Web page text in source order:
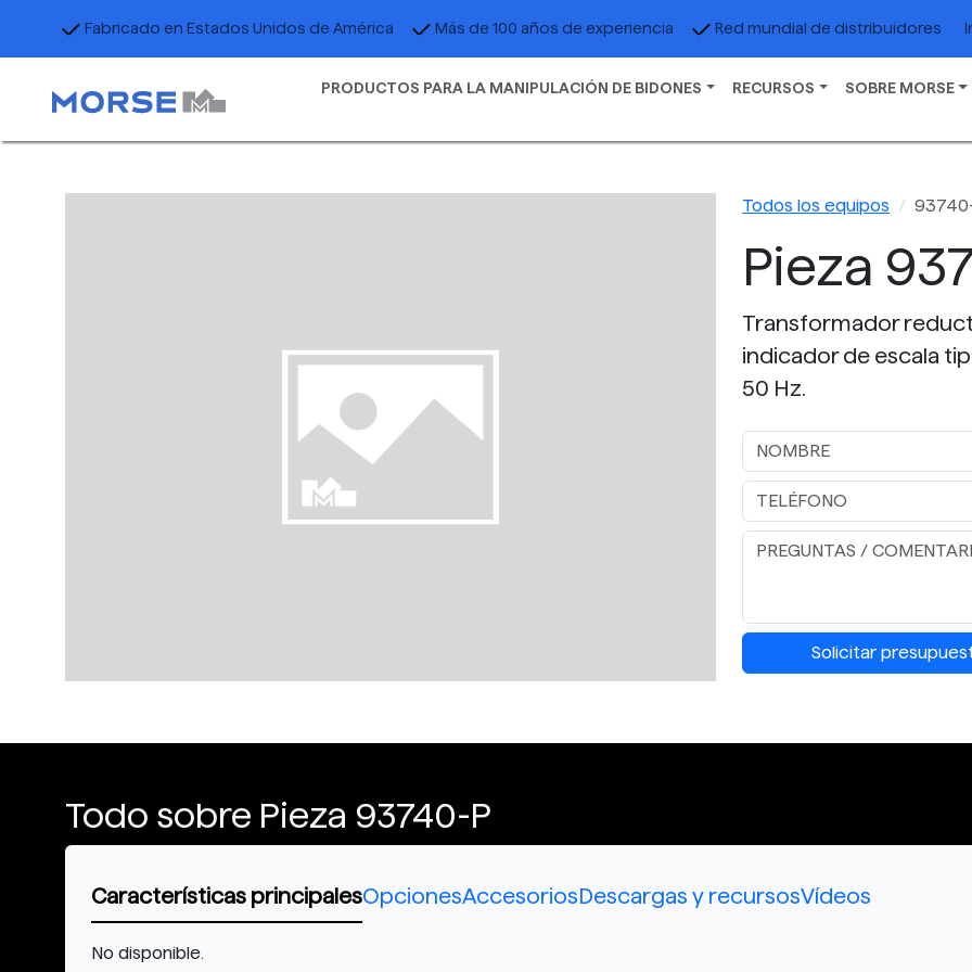
Fabricado en Estados Unidos de América Más de 100 años de experiencia Red mundial de distribuidores
PRODUCTOS PARA LA MANIPULACIÓN DE BIDONES RECURSOS SOBRE MORSE
Todos los equipos
Pieza
Transformador
indicador de escala
50 Hz.
Solicitar
Todo sobre Pieza 93740-P
Características principalesOpcionesAccesoriosDescargas y recursosVídeos
No disponible.